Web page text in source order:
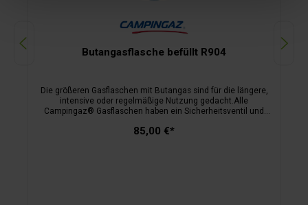
Butangasflasche befüllt R904
Die größeren Gasflaschen mit Butangas sind für die längere,
intensive oder regelmäßige Nutzung gedacht.Alle
Campingaz® Gasflaschen haben ein Sicherheitsventil und
Sie Ihre leere Gasflasche zu einem Tauschhändler in Europa.
85,00 €*